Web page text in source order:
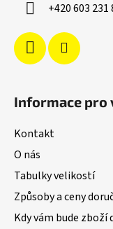
+420 603 231
Informace pro
Kontakt
O nás
Tabulky velikostí
Způsoby a ceny
Kdy vám bude zboží